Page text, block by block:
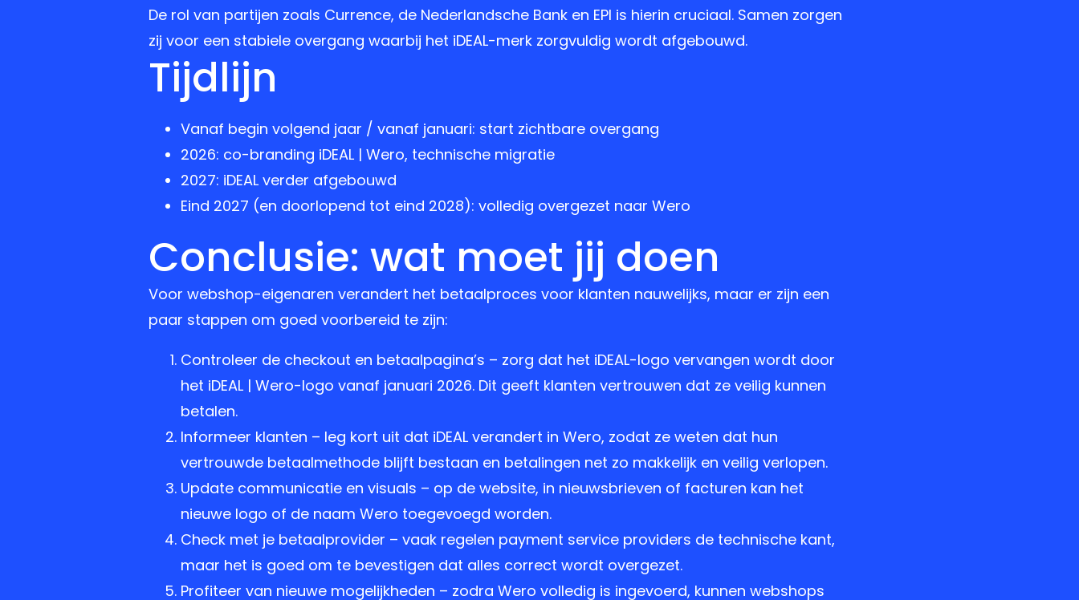
De rol van partijen zoals Currence, de Nederlandsche Bank en EPI is hierin cruciaal. Samen zorgen
zij voor een stabiele overgang waarbij het iDEAL-merk zorgvuldig wordt afgebouwd.
Tijdlijn
Vanaf begin volgend jaar / vanaf januari: start zichtbare overgang
2026: co-branding iDEAL | Wero, technische migratie
2027: iDEAL verder afgebouwd
Eind 2027 (en doorlopend tot eind 2028): volledig overgezet naar Wero
Conclusie: wat moet jij doen
Voor webshop-eigenaren verandert het betaalproces voor klanten nauwelijks, maar er zijn een
paar stappen om goed voorbereid te zijn:
Controleer de checkout en betaalpagina’s – zorg dat het iDEAL-logo vervangen wordt door
het iDEAL | Wero-logo vanaf januari 2026. Dit geeft klanten vertrouwen dat ze veilig kunnen
betalen.
Informeer klanten – leg kort uit dat iDEAL verandert in Wero, zodat ze weten dat hun
vertrouwde betaalmethode blijft bestaan en betalingen net zo makkelijk en veilig verlopen.
Update communicatie en visuals – op de website, in nieuwsbrieven of facturen kan het
nieuwe logo of de naam Wero toegevoegd worden.
Check met je betaalprovider – vaak regelen payment service providers de technische kant,
maar het is goed om te bevestigen dat alles correct wordt overgezet.
Profiteer van nieuwe mogelijkheden – zodra Wero volledig is ingevoerd, kunnen webshops